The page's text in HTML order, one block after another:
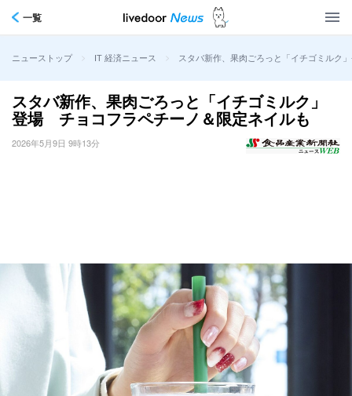
一覧
ニューストップ > IT 経済ニュース > スタバ新作、果肉ごろっと「イチゴミルク
スタバ新作、果肉ごろっと「イチゴミルク」
登場 チョコフラペチーノ＆限定ネイルも
2026年5月9日 9時13分